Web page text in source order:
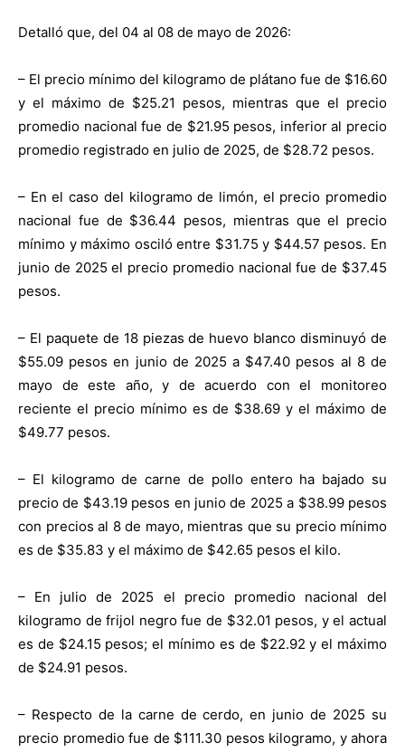
Detalló que, del 04 al 08 de mayo de 2026:
– El precio mínimo del kilogramo de plátano fue de $16.60
y el máximo de $25.21 pesos, mientras que el precio
promedio nacional fue de $21.95 pesos, inferior al precio
promedio registrado en julio de 2025, de $28.72 pesos.
– En el caso del kilogramo de limón, el precio promedio
nacional fue de $36.44 pesos, mientras que el precio
mínimo y máximo osciló entre $31.75 y $44.57 pesos. En
junio de 2025 el precio promedio nacional fue de $37.45
pesos.
– El paquete de 18 piezas de huevo blanco disminuyó de
$55.09 pesos en junio de 2025 a $47.40 pesos al 8 de
mayo de este año, y de acuerdo con el monitoreo
reciente el precio mínimo es de $38.69 y el máximo de
$49.77 pesos.
– El kilogramo de carne de pollo entero ha bajado su
precio de $43.19 pesos en junio de 2025 a $38.99 pesos
con precios al 8 de mayo, mientras que su precio mínimo
es de $35.83 y el máximo de $42.65 pesos el kilo.
– En julio de 2025 el precio promedio nacional del
kilogramo de frijol negro fue de $32.01 pesos, y el actual
es de $24.15 pesos; el mínimo es de $22.92 y el máximo
de $24.91 pesos.
– Respecto de la carne de cerdo, en junio de 2025 su
precio promedio fue de $111.30 pesos kilogramo, y ahora